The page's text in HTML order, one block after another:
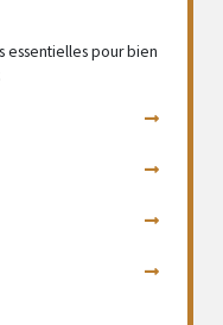
essentielles pour bien